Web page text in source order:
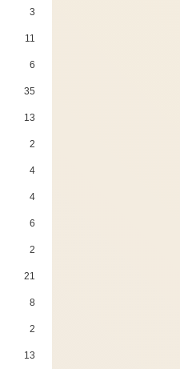
3
11
6
35
13
2
4
4
6
2
21
8
2
13